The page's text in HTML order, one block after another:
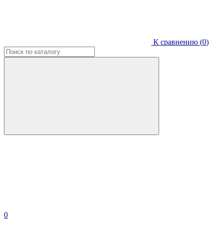
К сравнению (0)
0